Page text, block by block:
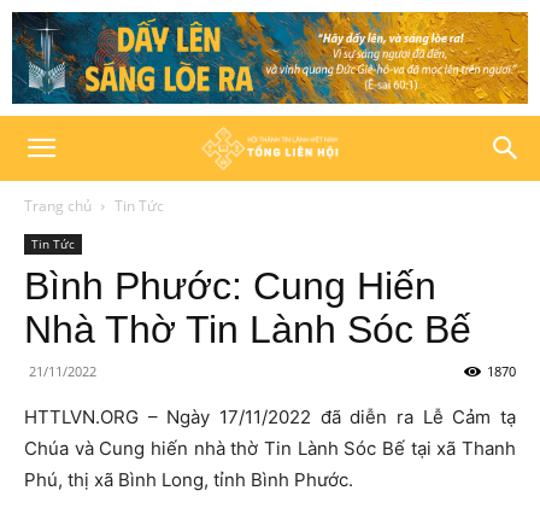
Trang chủ Tin Tức
Tin Tức
Bình Phước: Cung Hiến
Nhà Thờ Tin Lành Sóc Bế
21/11/2022 1870
HTTLVN.ORG – Ngày 17/11/2022 đã diễn ra Lễ Cảm tạ
Chúa và Cung hiến nhà thờ Tin Lành Sóc Bế tại xã Thanh
Phú, thị xã Bình Long, tỉnh Bình Phước.